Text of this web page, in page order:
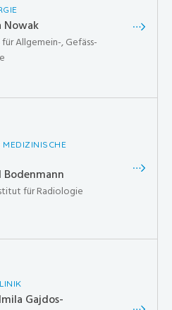
Nowak
Allgemein-, Gefäss-
MEDIZINISCHE
Bodenmann
für Radiologie
Gajdos-